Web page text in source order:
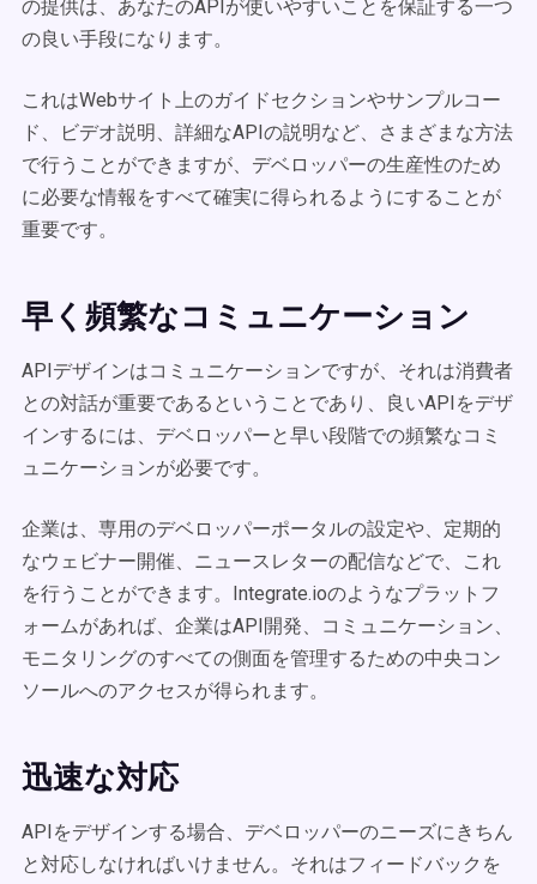
の提供は、あなたのAPIが使いやすいことを保証する一つ
の良い手段になります。
これはWebサイト上のガイドセクションやサンプルコー
ド、ビデオ説明、詳細なAPIの説明など、さまざまな方法
で行うことができますが、デベロッパーの生産性のため
に必要な情報をすべて確実に得られるようにすることが
重要です。
早く頻繁なコミュニケーション
APIデザインはコミュニケーションですが、それは消費者
との対話が重要であるということであり、良いAPIをデザ
インするには、デベロッパーと早い段階での頻繁なコミ
ュニケーションが必要です。
企業は、専用のデベロッパーポータルの設定や、定期的
なウェビナー開催、ニュースレターの配信などで、これ
を行うことができます。Integrate.ioのようなプラットフ
ォームがあれば、企業はAPI開発、コミュニケーション、
モニタリングのすべての側面を管理するための中央コン
ソールへのアクセスが得られます。
迅速な対応
APIをデザインする場合、デベロッパーのニーズにきちん
と対応しなければいけません。それはフィードバックを